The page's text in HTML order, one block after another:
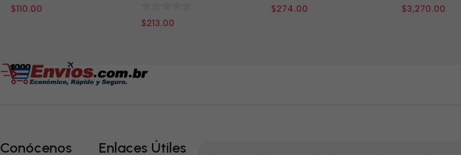
0
$110.00
0
$213.00
0
$274.00
0
$3,270.00
Conócenos Enlaces Útiles